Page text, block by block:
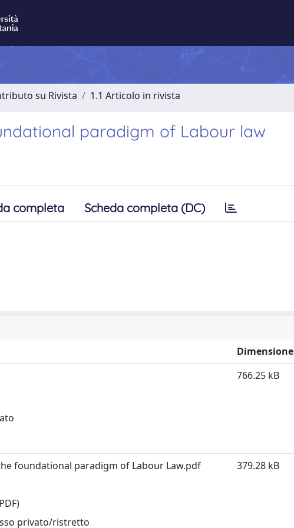
su Rivista 1.1 Articolo in rivista
paradigm of Labour law
completa Scheda completa (DC)
Dimensione
766.25 kB
the foundational paradigm of Labour Law.pdf
privato/ristretto
379.28 kB